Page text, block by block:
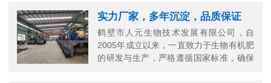
实力厂家，多年沉淀，品质保证
鹤壁市人元生物技术发展有限公司，自
2005年成立以来，一直致力于生物有机肥
的研发与生产，严格遵循国家标准，确保